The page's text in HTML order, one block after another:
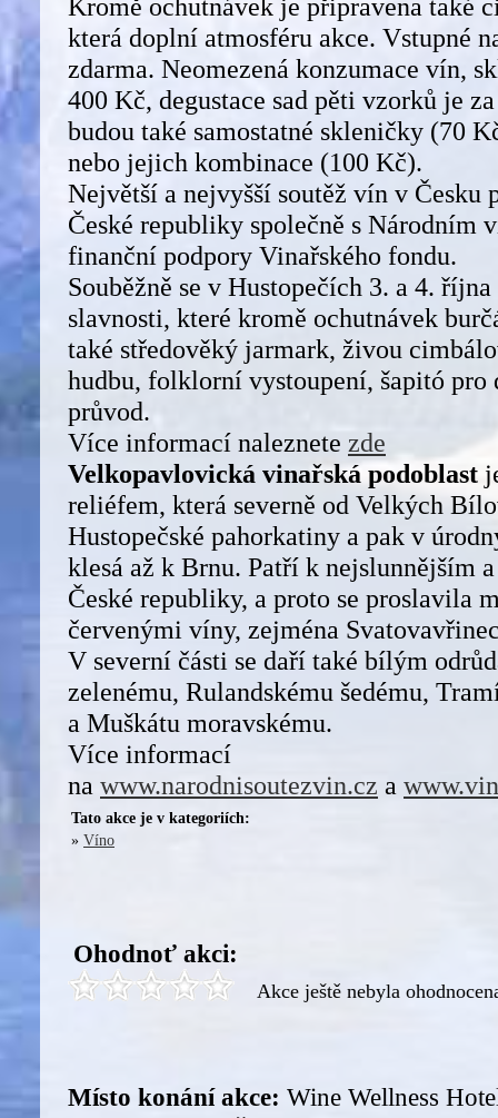
která doplní atmosféru akce. Vstupné
zdarma. Neomezená konzumace vín,
400 Kč, degustace sad pěti vzorků je
budou také samostatné skleničky (70
nebo jejich kombinace (100 Kč).
Největší a nejvyšší soutěž vín v Česku
České republiky společně s Národním
finanční podpory Vinařského fondu.
Souběžně se v Hustopečích 3. a 4.
slavnosti, které kromě ochutnávek
také středověký jarmark, živou
hudbu, folklorní vystoupení, šapitó pro
průvod.
Více informací naleznete zde
Velkopavlovická vinařská podoblast
reliéfem, která severně od Velkých
Hustopečské pahorkatiny a pak v
klesá až k Brnu. Patří k nejslunnějším
České republiky, a proto se proslavila
červenými víny, zejména
V severní části se daří také bílým
zelenému, Rulandskému šedému,
a Muškátu moravskému.
Více informací
na www.narodnisoutezvin.cz a
Tato akce je v kategoriích:
» Víno
Ohodnoť akci:
Akce ještě nebyla
Místo konání akce: Wine Wellness